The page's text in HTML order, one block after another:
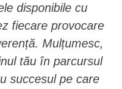
disponibile cu
fiecare provocare
Mulțumesc,
tău în parcursul
succesul pe care